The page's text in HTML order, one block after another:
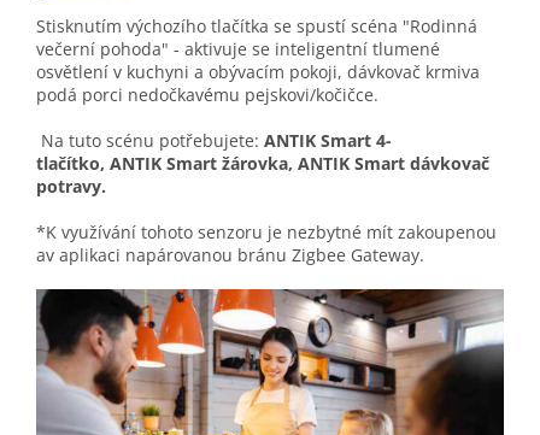
Stisknutím výchozího tlačítka se spustí scéna "Rodinná
večerní pohoda" - aktivuje se inteligentní tlumené
osvětlení v kuchyni a obývacím pokoji, dávkovač krmiva
podá porci nedočkavému pejskovi/kočičce.
Na tuto scénu potřebujete: ANTIK Smart 4-
tlačítko, ANTIK Smart žárovka, ANTIK Smart dávkovač
potravy.
*K využívání tohoto senzoru je nezbytné mít zakoupenou
av aplikaci napárovanou bránu Zigbee Gateway.